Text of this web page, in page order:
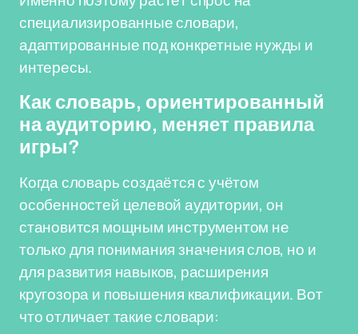
специализированные словари,
адаптированные под конкретные нужды и
интересы.
Как словарь, ориентированный
на аудиторию, меняет правила
игры?
Когда словарь создаётся с учётом
особенностей целевой аудитории, он
становится мощным инструментом не
только для понимания значения слов, но и
для развития навыков, расширения
кругозора и повышения квалификации. Вот
что отличает такие словари: